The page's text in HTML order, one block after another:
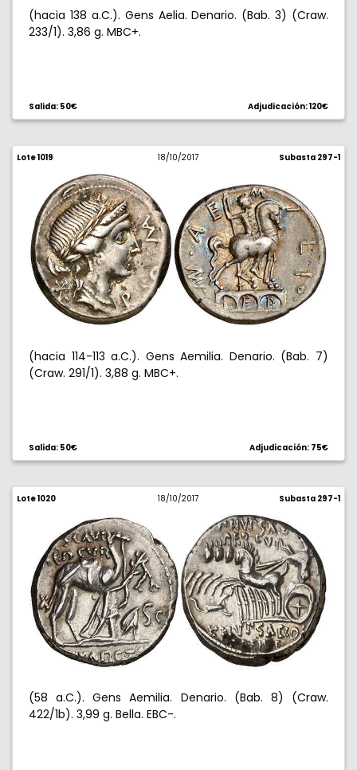
(hacia 138 a.C.). Gens Aelia. Denario. (Bab. 3) (Craw.
233/1). 3,86 g. MBC+.
Salida: 50€ Adjudicación: 120€
Lote 1019 18/10/2017 Subasta 297-1
(hacia 114-113 a.C.). Gens Aemilia. Denario. (Bab. 7)
(Craw. 291/1). 3,88 g. MBC+.
Salida: 50€ Adjudicación: 75€
Lote 1020 18/10/2017 Subasta 297-1
(58 a.C.). Gens Aemilia. Denario. (Bab. 8) (Craw.
422/1b). 3,99 g. Bella. EBC-.